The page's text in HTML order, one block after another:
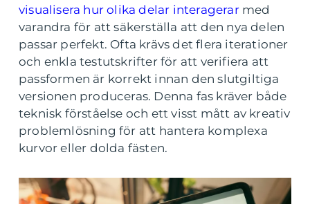
visualisera hur olika delar interagerarmed
varandra för att säkerställa att den nya delen
passar perfekt. Ofta krävs det flera iterationer
och enkla testutskrifter för att verifiera att
passformen är korrekt innan den slutgiltiga
versionen produceras. Denna fas kräver både
teknisk förståelse och ett visst mått av kreativ
problemlösning för att hantera komplexa
kurvor eller dolda fästen.